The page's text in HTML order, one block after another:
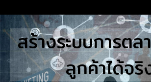
to
content
Search
for:สร้างระบบการตล
ลูกค้าได้จริ